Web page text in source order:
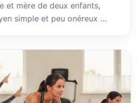
et mère de deux enfants,
simple et peu onéreux …